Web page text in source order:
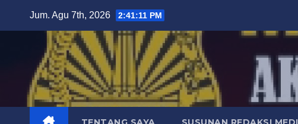
Jum. Agu 7th, 2026 2:41:12 PM